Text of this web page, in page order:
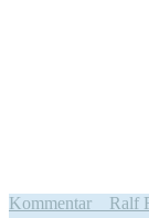
Kommentar Ralf